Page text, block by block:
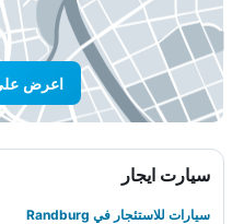
اعرض
سيارت ايجار
سيارات للاستئجار في Randburg